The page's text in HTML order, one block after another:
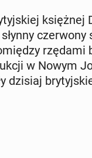
księż­nej
czer­wo­ny
rzędami
w Nowym
dzisiaj